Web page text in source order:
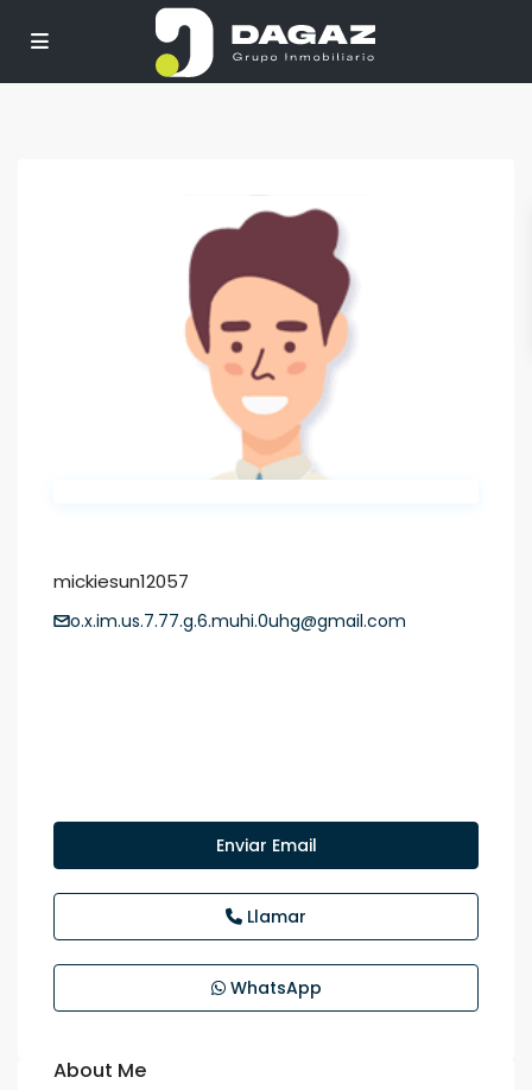
mickiesun12057
o.x.im.us.7.77.g.6.muhi.0uhg@gmail.com
Enviar Email
Llamar
WhatsApp
About Me